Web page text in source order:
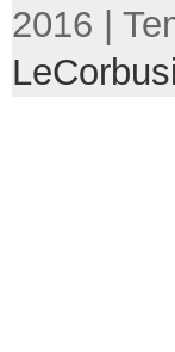
2016 |